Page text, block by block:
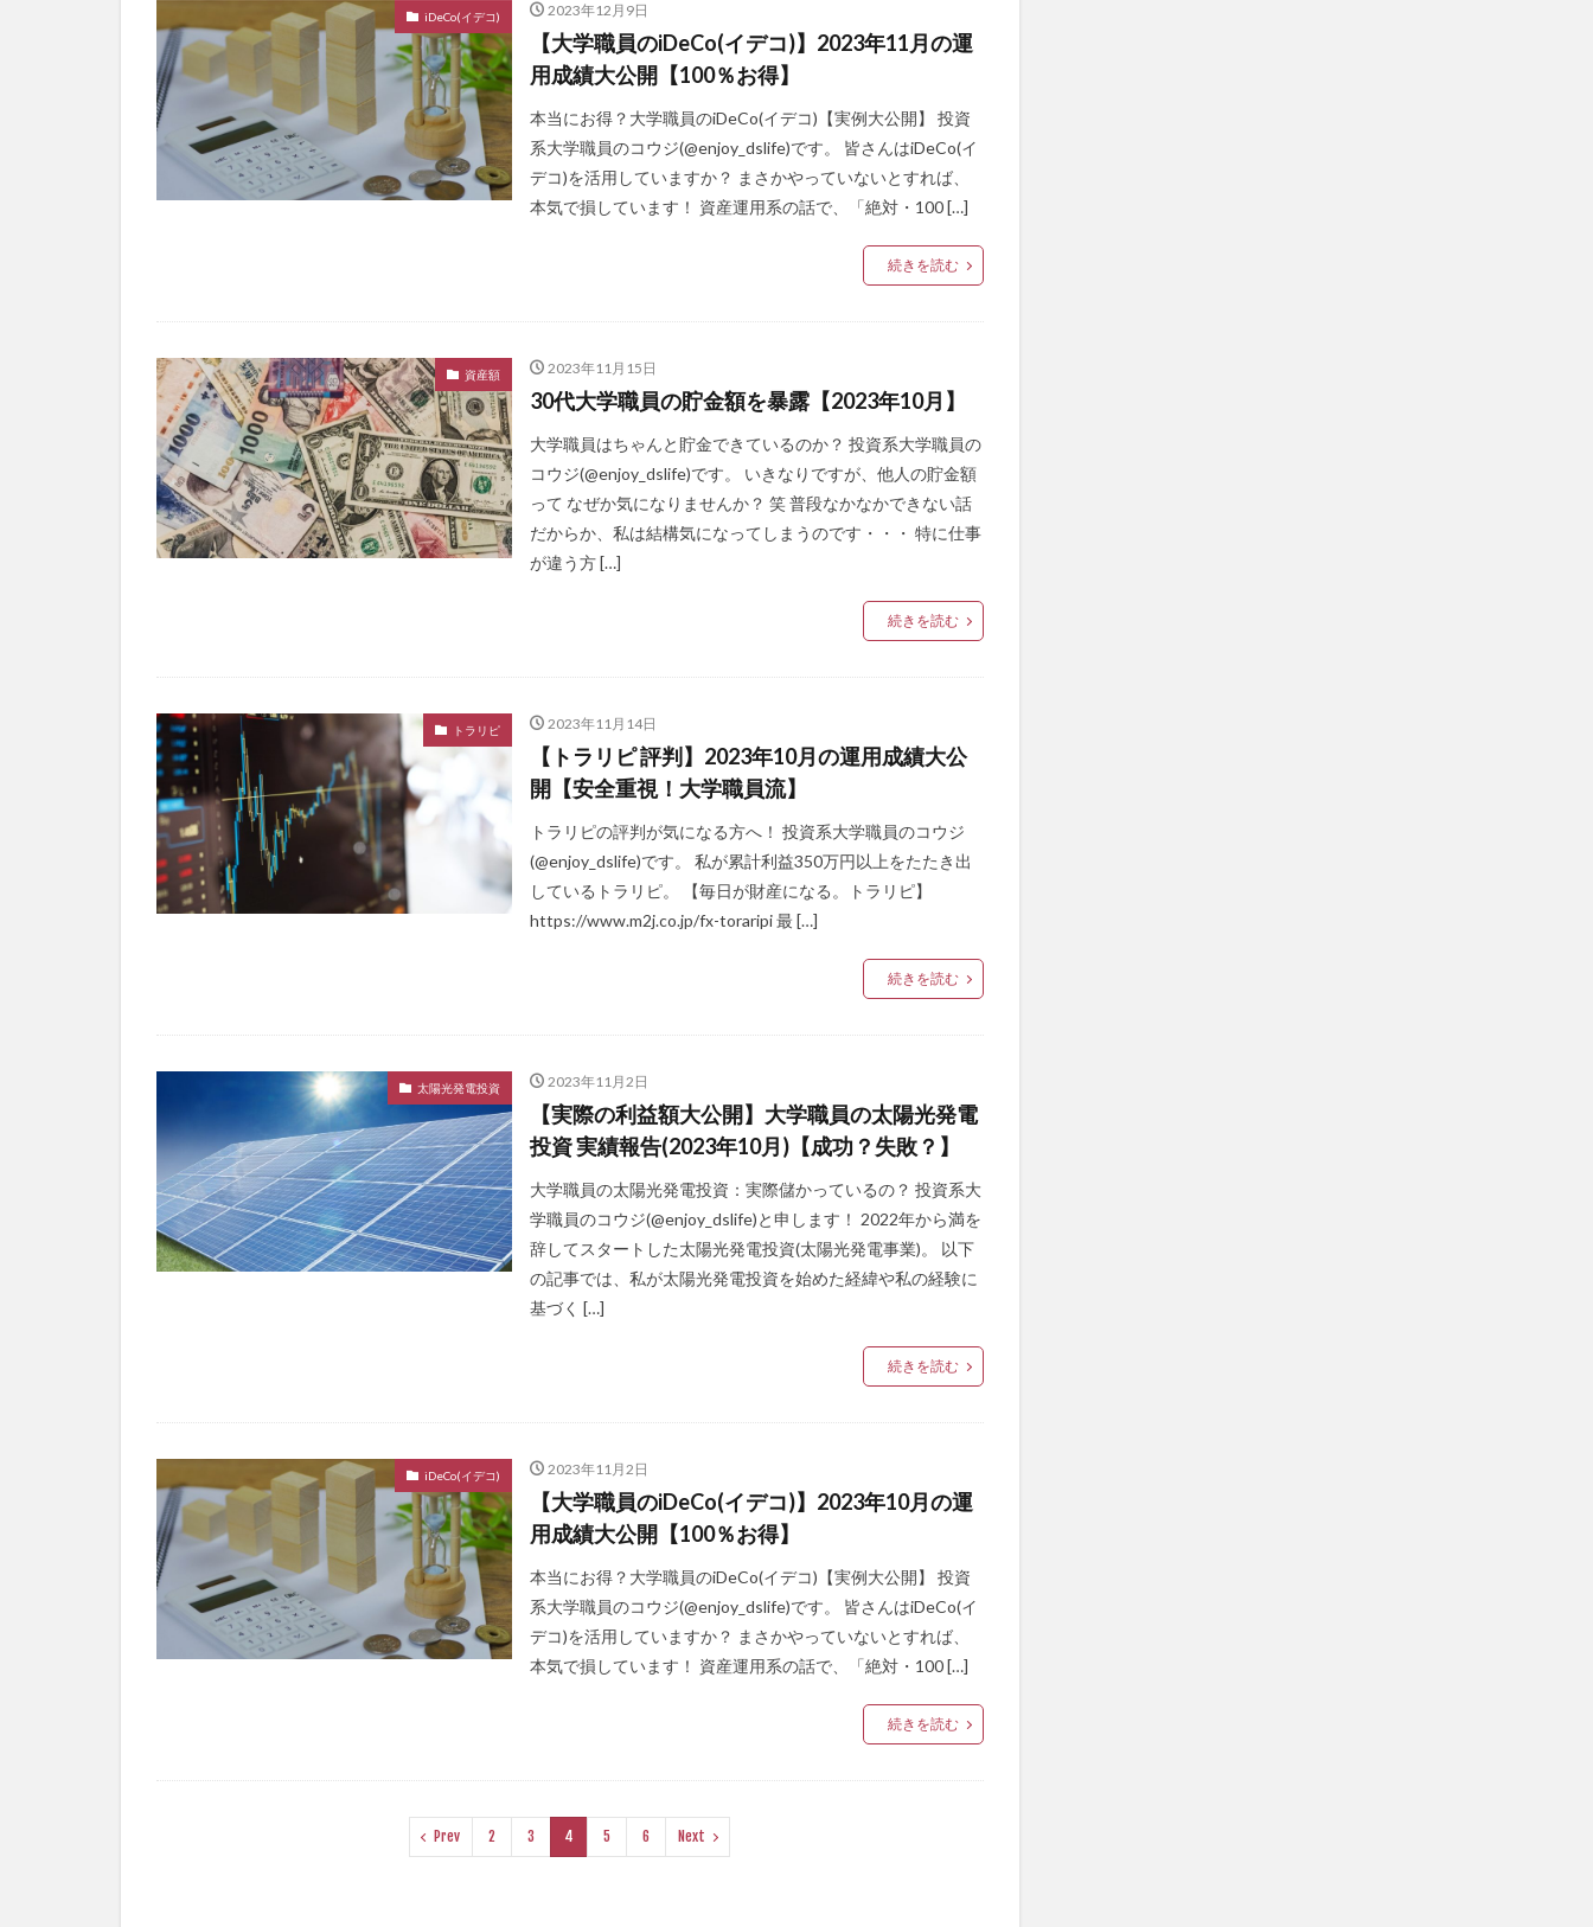
iDeCo(イデコ) 2023年12月9日
【大学職員のiDeCo(イデコ)】2023年11月の運
用成績大公開【100％お得】
本当にお得？大学職員のiDeCo(イデコ)【実例大公開】 投資
系大学職員のコウジ(@enjoy_dslife)です。 皆さんはiDeCo(イ
デコ)を活用していますか？ まさかやっていないとすれば、
本気で損しています！ 資産運用系の話で、「絶対・100 […]
続きを読む
資産額 2023年11月15日
30代大学職員の貯金額を暴露【2023年10月】
大学職員はちゃんと貯金できているのか？ 投資系大学職員の
コウジ(@enjoy_dslife)です。 いきなりですが、他人の貯金額
って なぜか気になりませんか？ 笑 普段なかなかできない話
だからか、私は結構気になってしまうのです・・・ 特に仕事
が違う方 […]
続きを読む
トラリピ 2023年11月14日
【トラリピ 評判】2023年10月の運用成績大公
開【安全重視！大学職員流】
トラリピの評判が気になる方へ！ 投資系大学職員のコウジ
(@enjoy_dslife)です。 私が累計利益350万円以上をたたき出
しているトラリピ。 【毎日が財産になる。トラリピ】
https://www.m2j.co.jp/fx-toraripi 最 […]
続きを読む
太陽光発電投資 2023年11月2日
【実際の利益額大公開】大学職員の太陽光発電
投資 実績報告(2023年10月)【成功？失敗？】
大学職員の太陽光発電投資：実際儲かっているの？ 投資系大
学職員のコウジ(@enjoy_dslife)と申します！ 2022年から満を
辞してスタートした太陽光発電投資(太陽光発電事業)。 以下
の記事では、私が太陽光発電投資を始めた経緯や私の経験に
基づく […]
続きを読む
iDeCo(イデコ) 2023年11月2日
【大学職員のiDeCo(イデコ)】2023年10月の運
用成績大公開【100％お得】
本当にお得？大学職員のiDeCo(イデコ)【実例大公開】 投資
系大学職員のコウジ(@enjoy_dslife)です。 皆さんはiDeCo(イ
デコ)を活用していますか？ まさかやっていないとすれば、
本気で損しています！ 資産運用系の話で、「絶対・100 […]
続きを読む
Prev 2 3 4 5 6 Next